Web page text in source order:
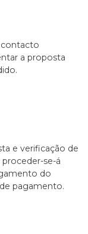
a proposta
e verificação de
se-á
do
pagamento.